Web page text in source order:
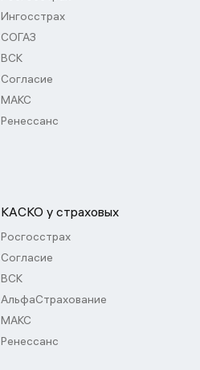
Ингосстрах
СОГАЗ
ВСК
Согласие
МАКС
Ренессанс
КАСКО у страховых
Росгосстрах
Согласие
ВСК
АльфаСтрахование
МАКС
Ренессанс